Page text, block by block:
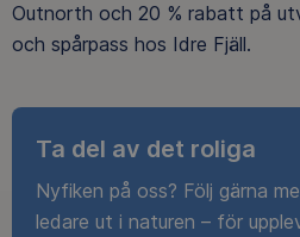
Outnorth och 20 % rabatt på
och spårpass hos Idre Fjäll.
Ta del av det roliga
Nyfiken på oss? Följ gärna
ledare ut i naturen – för